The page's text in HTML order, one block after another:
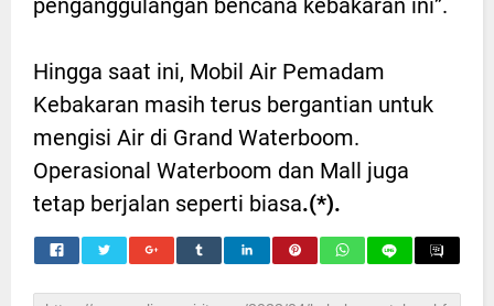
Hingga saat ini, Mobil Air Pemadam
Kebakaran masih terus bergantian untuk
mengisi Air di Grand Waterboom.
Operasional Waterboom dan Mall juga
tetap berjalan seperti biasa.(*).